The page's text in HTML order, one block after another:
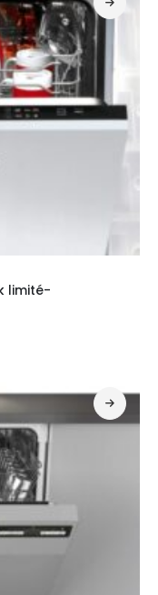
limité-